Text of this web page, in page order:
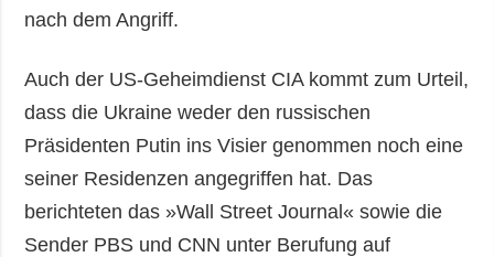
nach dem Angriff.
Auch der US-Geheimdienst CIA kommt zum Urteil,
dass die Ukraine weder den russischen
Präsidenten Putin ins Visier genommen noch eine
seiner Residenzen angegriffen hat. Das
berichteten das »Wall Street Journal« sowie die
Sender PBS und CNN unter Berufung auf